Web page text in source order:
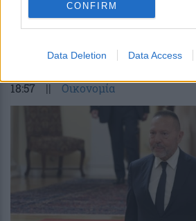
CONFIRM
Data Deletion Data Access
18:57 || Οικονομία